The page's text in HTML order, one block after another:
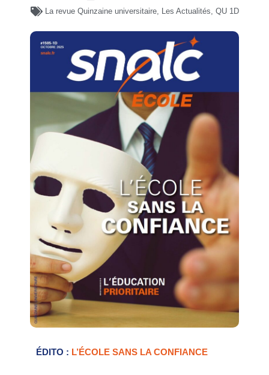
La revue Quinzaine universitaire, Les Actualités, QU 1D
ÉDITO : L’ÉCOLE SANS LA CONFIANCE